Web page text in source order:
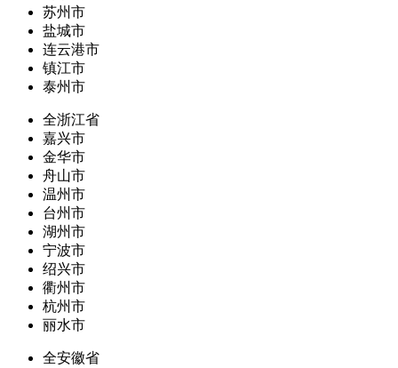
苏州市
盐城市
连云港市
镇江市
泰州市
全浙江省
嘉兴市
金华市
舟山市
温州市
台州市
湖州市
宁波市
绍兴市
衢州市
杭州市
丽水市
全安徽省